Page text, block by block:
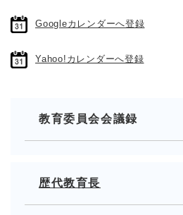
Googleカレンダーへ登録
Yahoo!カレンダーへ登録
教育委員会会議録
歴代教育長